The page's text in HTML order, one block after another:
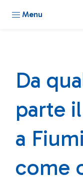
Menu
Da
parte
a
come